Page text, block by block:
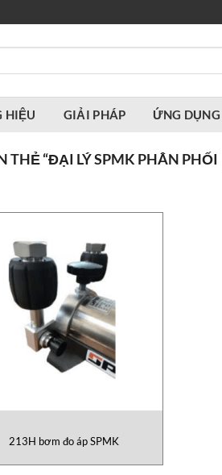
HIỆU GIẢI PHÁP ỨNG DỤNG
THẺ “ĐẠI LÝ SPMK PHÂN PHỐI
213H bơm đo áp SPMK